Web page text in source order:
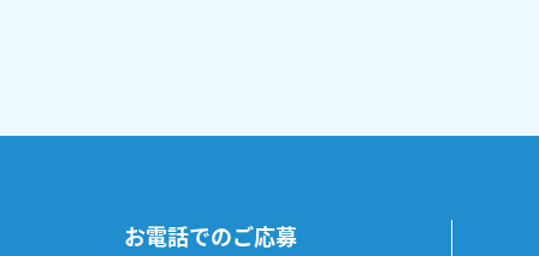
お電話でのご応募